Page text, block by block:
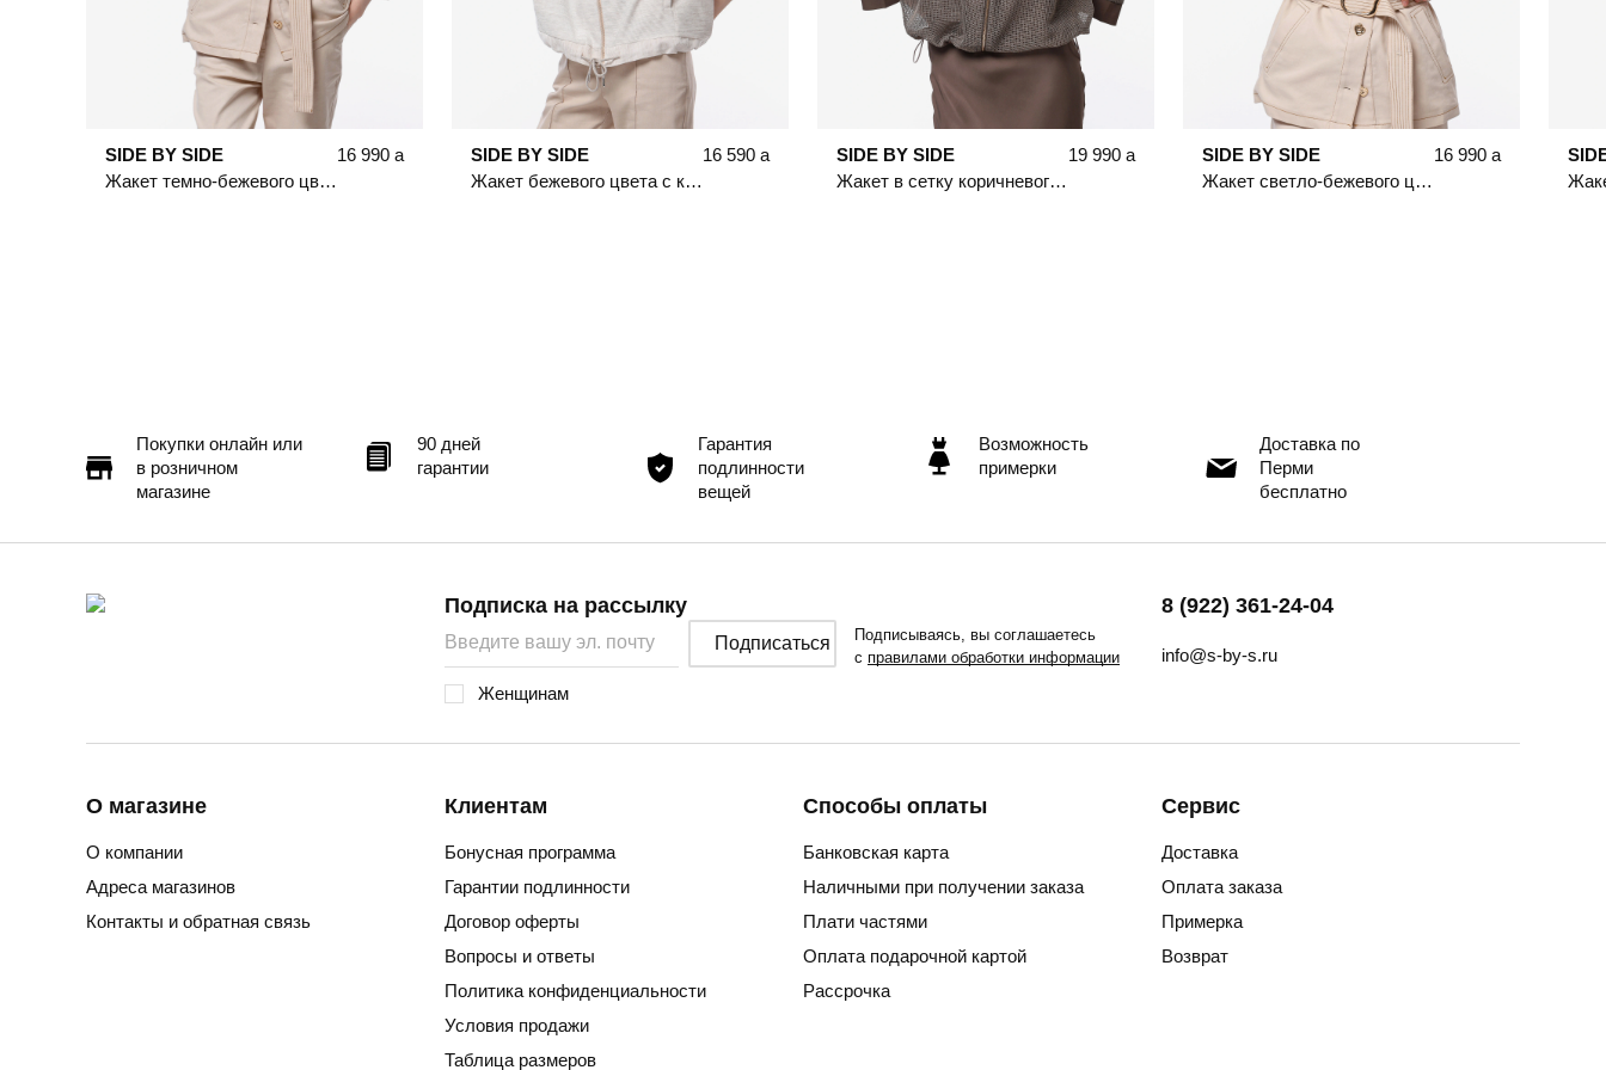
SIDE BY SIDE
Жакет темно-бежевого цвета с рукавом 3/4 из смесового хлопка
16 990 a
SIDE BY SIDE
Жакет бежевого цвета с капюшоном
16 590 a
SIDE BY SIDE
Жакет в сетку коричневого цвета
19 990 a
SIDE BY SIDE
Жакет светло-бежевого цвета с рукавом 3/4 из смесового хлопка
16 990 a
Покупки онлайн или
в розничном
магазине
90 дней
гарантии
Гарантия
подлинности
вещей
Возможность
примерки
Доставка по
Перми
бесплатно
8 (922) 361-24-04
info@s-by-s.ru
Подписка на рассылку
Подписаться
Подписываясь, вы соглашаетесь
с правилами обработки информации
Женщинам
О магазине
О компании
Адреса магазинов
Контакты и обратная связь
Клиентам
Бонусная программа
Гарантии подлинности
Договор оферты
Вопросы и ответы
Политика конфиденциальности
Условия продажи
Таблица размеров
Способы оплаты
Банковская карта
Наличными при получении заказа
Плати частями
Оплата подарочной картой
Рассрочка
Сервис
Доставка
Оплата заказа
Примерка
Возврат